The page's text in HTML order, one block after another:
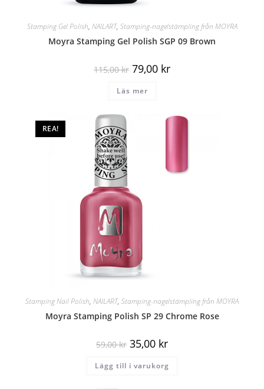
Stamping Gel Polish, NAILART, Stamping-nagelstämpling från MOYRA
Moyra Stamping Gel Polish SGP 09 Brown
115,00kr 79,00 kr
Läs mer
REA!
Stamping Nail Polish, NAILART, Stamping-nagelstämpling från MOYRA
Moyra Stamping Polish SP 29 Chrome Rose
59,00kr 35,00 kr
Lägg till i varukorg